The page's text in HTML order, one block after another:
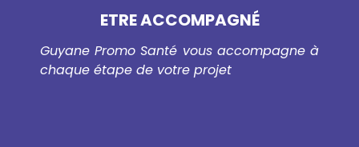
ETRE ACCOMPAGNÉ
Guyane Promo Santé vous accompagne à
chaque étape de votre projet